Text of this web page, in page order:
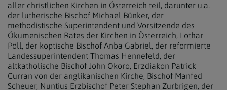
aller christlichen Kirchen in Österreich teil, darunter u.a.
der lutherische Bischof Michael Bünker, der
methodistische Superintendent und Vorsitzende des
Ökumenischen Rates der Kirchen in Österreich, Lothar
Pöll, der koptische Bischof Anba Gabriel, der reformierte
Landessuperintendent Thomas Hennefeld, der
altkatholische Bischof John Okoro, Erzdiakon Patrick
Curran von der anglikanischen Kirche, Bischof Manfed
Scheuer, Nuntius Erzbischof Peter Stephan Zurbrigen, der